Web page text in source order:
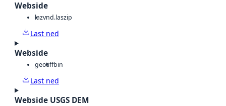
Webside
lazvnd.laszip
Last ned
Webside
geotiffbin
Last ned
Webside USGS DEM